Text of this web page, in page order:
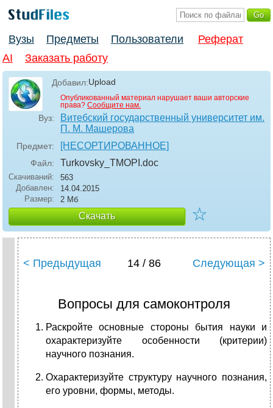
Вузы Предметы Пользователи
Реферат
AI
Заказать работу
Добавил:Upload
Опубликованный материал нарушает ваши авторские
права? Сообщите нам.
Вуз:
Витебский государственный университет им.
П. М. Машерова
Предмет: [НЕСОРТИРОВАННОЕ]
Файл: Turkovsky_TMOPI .doc
Скачиваний:
563
Добавлен:
14.04.2015
Размер:
2 Мб
Скачать ☆
< Предыдущая 14 / 86 Следующая >
Вопросы для самоконтроля
Раскройте основные стороны бытия науки и
охарактеризуйте особенности (критерии)
научного познания.
Охарактеризуйте структуру научного познания,
его уровни, формы, методы.